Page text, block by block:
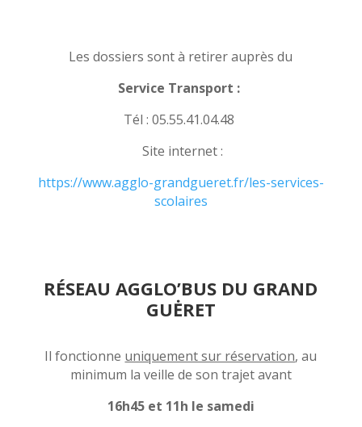
Les dossiers sont à retirer auprès du
Service Transport :
Tél : 05.55.41.04.48
Site internet :
https://www.agglo-grandgueret.fr/les-services-
scolaires
RÉSEAU AGGLO’BUS DU GRAND
GUĖRET
Il fonctionne uniquement sur réservation, au
minimum la veille de son trajet avant
16h45 et 11h le samedi